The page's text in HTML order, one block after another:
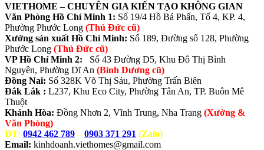
VIETHOME – CHUYÊN GIA KIẾN TẠO KHÔNG GIAN
Văn Phòng Hồ Chí Minh 1: Số 19/4 Hồ Bá Phấn, Tổ 4, KP. 4,
Phường Phước Long (Thủ Đức cũ)
Xưởng sản xuất Hồ Chí Minh: Số 189, Đường số 128, Phường
Phước Long (Thủ Đức cũ)
VP Hồ Chí Minh 2: Số 43 Đường D5, Khu Đô Thị Bình
Nguyên, Phường Dĩ An (Bình Dương cũ)
Đồng Nai: Số 328K Võ Thị Sáu, Phường Trấn Biên
Đắk Lắk : L237, Khu Eco City, Phường Tân An, TP. Buôn Mê
Thuột
Khánh Hòa: Đồng Nhơn 2, Vĩnh Trung, Nha Trang (Xưởng &
Văn Phòng)
ĐT: 0942 462 789–0903 371 291 (Zalo)
Email: kinhdoanh.viethomes@gmail.com